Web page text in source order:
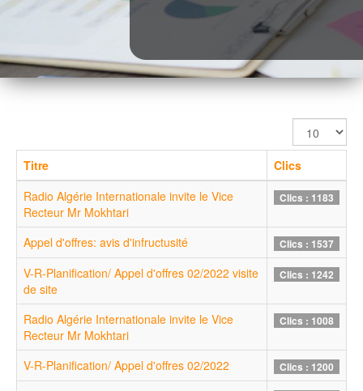
Afficher
#
Titre
Clics
Radio Algérie Internationale invite le Vice
Recteur Mr Mokhtari
Clics : 1183
Appel d'offres: avis d'infructusité Clics : 1537
V-R-Planification/ Appel d'offres 02/2022 visite
de site
Clics : 1242
Radio Algérie Internationale invite le Vice
Recteur Mr Mokhtari
Clics : 1008
V-R-Planification/ Appel d'offres 02/2022 Clics : 1200